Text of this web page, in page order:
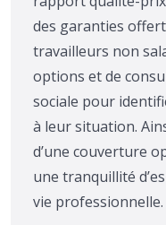
des garanties
travailleurs non
options et de
sociale pour
à leur situation.
d’une couverture
une tranquillité
vie professionnelle.